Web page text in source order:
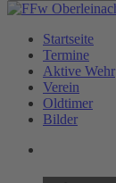
Startseite
Termine
Aktive Wehr
Verein
Oldtimer
Bilder